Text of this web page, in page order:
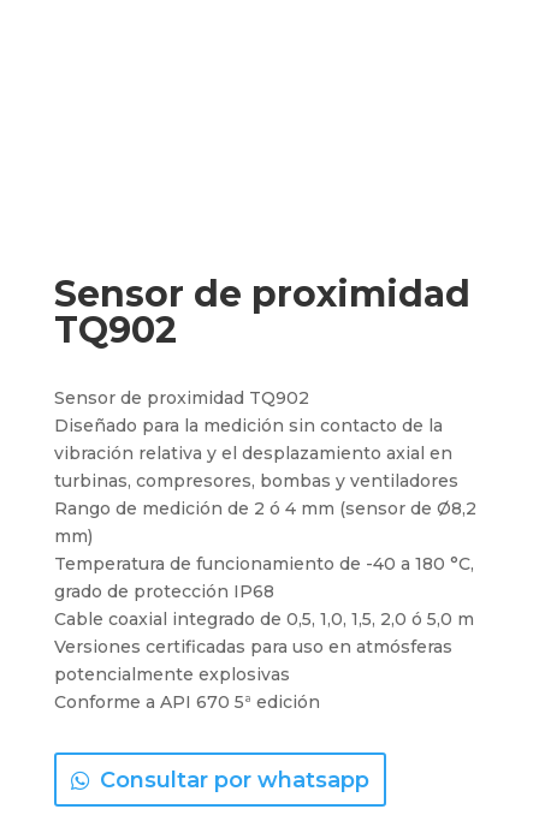
Sensor de proximidad
TQ902
Sensor de proximidad TQ902
Diseñado para la medición sin contacto de la
vibración relativa y el desplazamiento axial en
turbinas, compresores, bombas y ventiladores
Rango de medición de 2 ó 4 mm (sensor de Ø8,2
mm)
Temperatura de funcionamiento de -40 a 180 °C,
grado de protección IP68
Cable coaxial integrado de 0,5, 1,0, 1,5, 2,0 ó 5,0 m
Versiones certificadas para uso en atmósferas
potencialmente explosivas
Conforme a API 670 5ª edición
Consultar por whatsapp